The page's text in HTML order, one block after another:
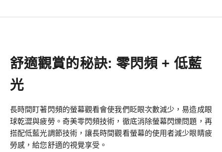
舒適觀賞的秘訣: 零閃頻 + 低藍
光
長時間盯著閃頻的螢幕觀看會使我們眨眼次數減少，易造成眼
球乾澀與疲勞。奇美零閃頻技術，徹底消除螢幕閃爍問題，再
搭配低藍光調節技術，讓長時間觀看螢幕的使用者減少眼睛疲
勞感，給您舒適的視覺享受。